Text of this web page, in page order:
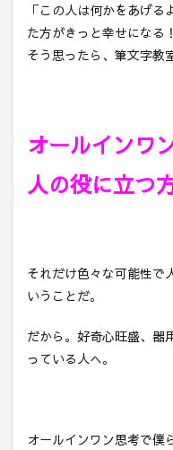
「この人は何かをあげ
た方がきっと幸せになる
そう思ったら、筆文字教
オールインワ
人の役に立つ
それだけ色々な可能性で
いうことだ。
だから。好奇心旺盛、器
っている人へ。
オールインワン思考で僕